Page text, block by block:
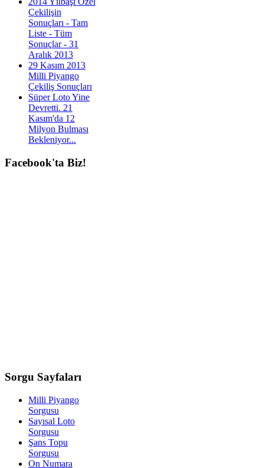
Çekilişin
Sonuçları - Tam
Liste - Tüm
Sonuçlar - 31
Aralık 2013
29 Kasım 2013
Milli Piyango
Çekiliş Sonuçları
Süper Loto Yine
Devretti. 21
Kasım'da 12
Milyon Bulması
Bekleniyor...
Facebook'ta Biz!
Sorgu Sayfaları
Milli Piyango
Sorgusu
Sayısal Loto
Sorgusu
Şans Topu
Sorgusu
On Numara